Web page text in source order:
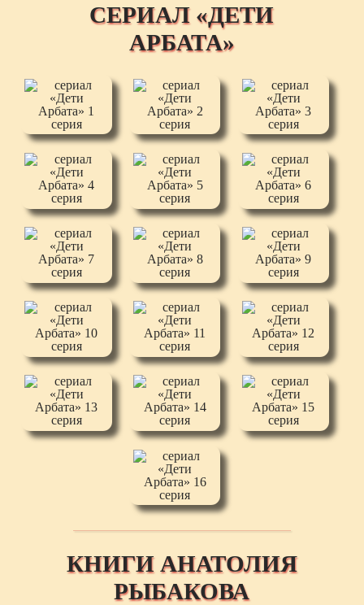
СЕРИАЛ «ДЕТИ
АРБАТА»
КНИГИ АНАТОЛИЯ
РЫБАКОВА